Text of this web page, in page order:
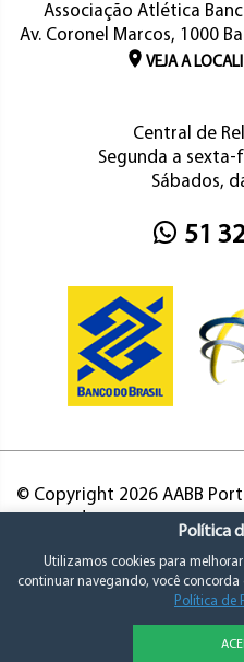
Associação Atlética
Av. Coronel Marcos, 1000
VEJA A
Central de
Segunda a sexta-
Sábados,
51
© Copyright 2026 AABB
Política
Utilizamos cookies para
continuar navegando, você
Política de